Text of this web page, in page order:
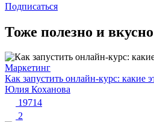
Подписаться
Тоже полезно и вкусно
Маркетинг
Как запустить онлайн-курс: какие
Юлия Коханова
19714
2